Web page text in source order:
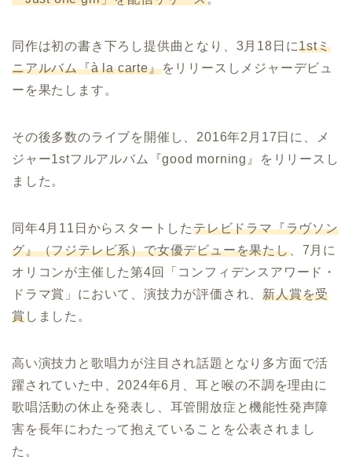
同作は初の書き下ろし提供曲となり、3月18日に1stミ
ニアルバム『à la carte』をリリースしメジャーデビュ
ーを果たします。
その後多数のライブを開催し、2016年2月17日に、メ
ジャー1stフルアルバム『good morning』をリリースし
ました。
同年4月11日からスタートしたテレビドラマ『ラヴソン
グ』（フジテレビ系）で女優デビューを果たし、7月に
オリコンが主催した第4回「コンフィデンスアワード・
ドラマ賞」において、演技力が評価され、新人賞を受
賞しました。
高い演技力と歌唱力が注目され話題となり 多方面で活
躍されていた中、2024年6月、耳と喉の不調を理由に
歌唱活動の休止を発表し、耳管開放症と機能性発声障
害を長年にわたって抱えていることを公表されまし
た。